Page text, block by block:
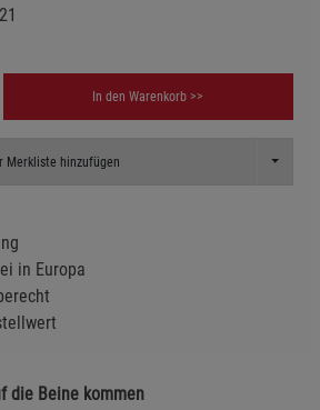
In den Warenkorb >>
Merkliste hinzufügen Toggle
in Europa
die Beine kommen